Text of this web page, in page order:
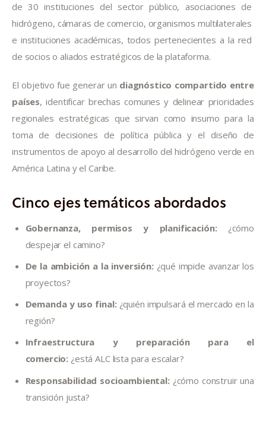
de 30 instituciones del sector público, asociaciones de
hidrógeno, cámaras de comercio, organismos multilaterales
e instituciones académicas, todos pertenecientes a la red
de socios o aliados estratégicos de la plataforma.
El objetivo fue generar un diagnóstico compartido entre
países, identificar brechas comunes y delinear prioridades
regionales estratégicas que sirvan como insumo para la
toma de decisiones de política pública y el diseño de
instrumentos de apoyo al desarrollo del hidrógeno verde en
América Latina y el Caribe.
Cinco ejes temáticos abordados
Gobernanza, permisos y planificación: ¿cómo
despejar el camino?
De la ambición a la inversión: ¿qué impide avanzar los
proyectos?
Demanda y uso final: ¿quién impulsará el mercado en la
región?
Infraestructura y preparación para el
comercio: ¿está ALC lista para escalar?
Responsabilidad socioambiental: ¿cómo construir una
transición justa?